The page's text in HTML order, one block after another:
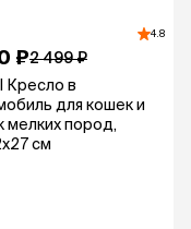
4.8
₽2 499 ₽
Кресло в
для кошек и
мелких пород,
см